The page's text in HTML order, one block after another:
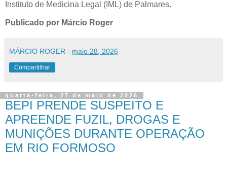
Instituto de Medicina Legal (IML) de Palmares.
Publicado por Márcio Roger
MÁRCIO ROGER - maio 28, 2026
Compartilhar
quarta-feira, 27 de maio de 2026
BEPI PRENDE SUSPEITO E
APREENDE FUZIL, DROGAS E
MUNIÇÕES DURANTE OPERAÇÃO
EM RIO FORMOSO